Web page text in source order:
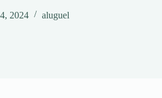
2024 aluguel